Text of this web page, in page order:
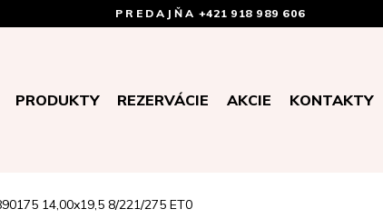
PREDAJŇA +421 918 989 606
PRODUKTY REZERVÁCIE AKCIE KONTAKTY
14,00x19,5 8/221/275 ET0